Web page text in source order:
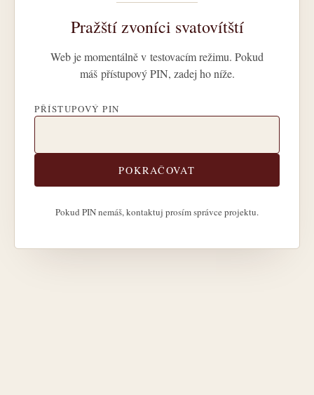
Pražští zvoníci svatovítští
Web je momentálně v testovacím režimu. Pokud
máš přístupový PIN, zadej ho níže.
PŘÍSTUPOVÝ PIN
POKRAČOVAT
Pokud PIN nemáš, kontaktuj prosím správce projektu.